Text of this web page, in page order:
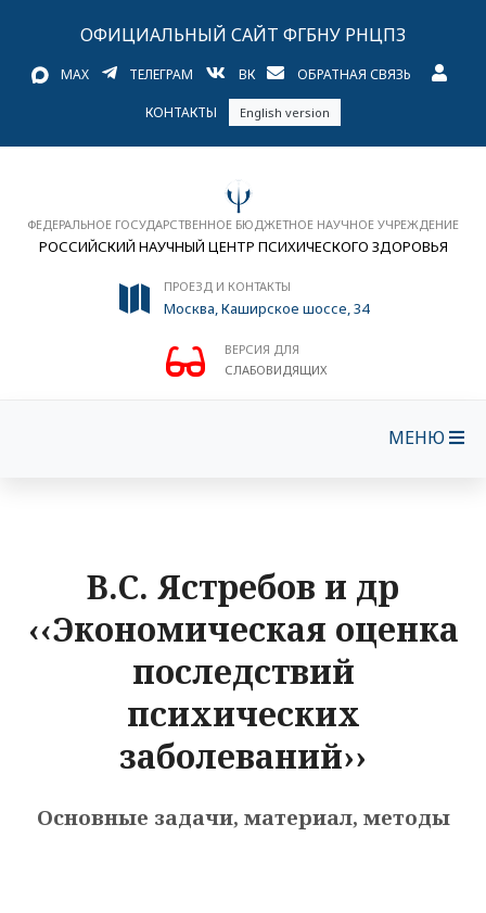
ОФИЦИАЛЬНЫЙ САЙТ ФГБНУ РНЦПЗ
MAX ТЕЛЕГРАМ ВК ОБРАТНАЯ СВЯЗЬ
КОНТАКТЫ English version
ФЕДЕРАЛЬНОЕ ГОСУДАРСТВЕННОЕ БЮДЖЕТНОЕ НАУЧНОЕ УЧРЕЖДЕНИЕ
РОССИЙСКИЙ НАУЧНЫЙ ЦЕНТР ПСИХИЧЕСКОГО ЗДОРОВЬЯ
ПРОЕЗД И КОНТАКТЫ
Москва, Каширское шоссе, 34
ВЕРСИЯ ДЛЯ
СЛАБОВИДЯЩИХ
МЕНЮ
В.С. Ястребов и др
‹‹Экономическая оценка
последствий
психических
заболеваний››
Основные задачи, материал, методы